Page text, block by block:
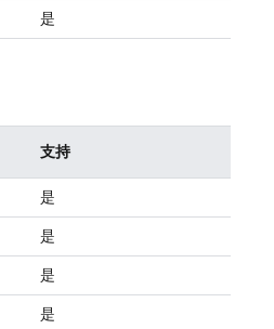
是
支持
是
是
是
是